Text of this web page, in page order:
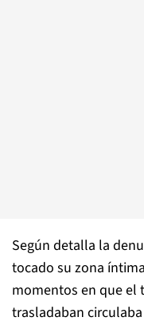
Según detalla la
tocado su zona
momentos en que el
trasladaban